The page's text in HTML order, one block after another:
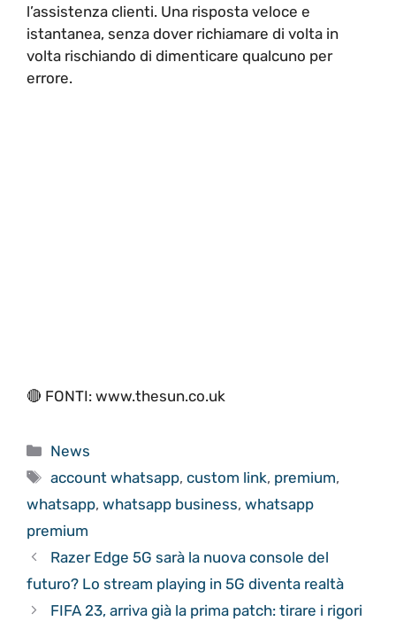
l’assistenza clienti. Una risposta veloce e
istantanea, senza dover richiamare di volta in
volta rischiando di dimenticare qualcuno per
errore.
🔴 FONTI: www.thesun.co.uk
Categorie
News
Tag
account whatsapp,custom link, premium,
whatsapp, whatsapp business, whatsapp
premium
Razer Edge 5G sarà la nuova console del
futuro? Lo stream playing in 5G diventa realtà
FIFA 23, arriva già la prima patch: tirare i rigori